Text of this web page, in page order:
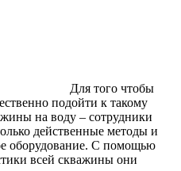
Для того чтобы
подойти к такому
на воду – сотрудники
действенные методы и
оборудование. С помощью
всей скважины они